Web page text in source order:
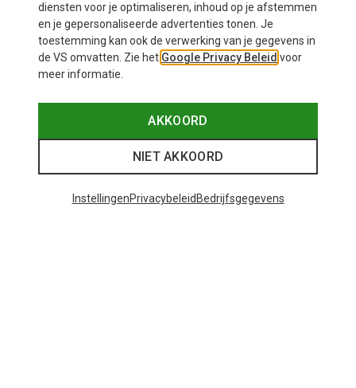
diensten voor je optimaliseren, inhoud op je afstemmen
en je gepersonaliseerde advertenties tonen. Je
toestemming kan ook de verwerking van je gegevens in
de VS omvatten. Zie het Google Privacy Beleid voor
meer informatie.
AKKOORD
NIET AKKOORD
InstellingenPrivacybeleid Bedrijfsgegevens